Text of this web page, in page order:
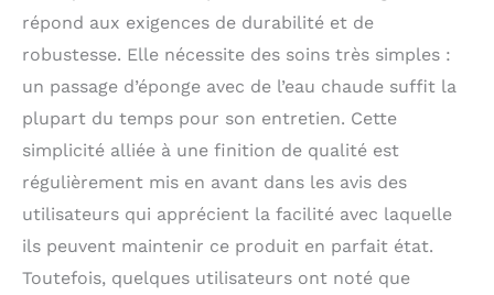
répond aux exigences de durabilité et de
robustesse. Elle nécessite des soins très simples :
un passage d’éponge avec de l’eau chaude suffit la
plupart du temps pour son entretien. Cette
simplicité alliée à une finition de qualité est
régulièrement mis en avant dans les avis des
utilisateurs qui apprécient la facilité avec laquelle
ils peuvent maintenir ce produit en parfait état.
Toutefois, quelques utilisateurs ont noté que